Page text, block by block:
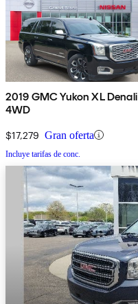
2019 GMC Yukon XL Denali
4WD
$17,279 Gran oferta
Incluye tarifas de conc.